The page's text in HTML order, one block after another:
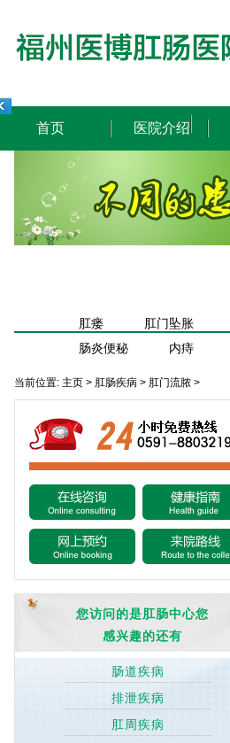
首页 医院介绍
肛瘘 肛门坠胀
肠炎便秘
内痔
当前位置: 主页 > 肛肠疾病 > 肛门流脓 >
您访问的是肛肠中心您
感兴趣的还有
肠道疾病
排泄疾病
肛周疾病